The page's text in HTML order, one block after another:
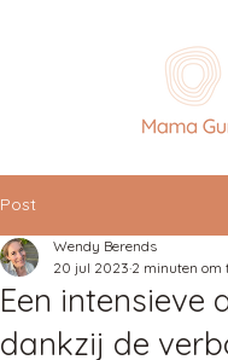
Post
Een intensieve
dankzij de
Wendy Berends
20 jul 2023 2 minuten om